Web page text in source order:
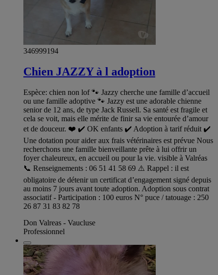
346999194
Chien JAZZY à l adoption
Espèce: chien non lof 🐾 Jazzy cherche une famille d’accueil
ou une famille adoptive 🐾 Jazzy est une adorable chienne
senior de 12 ans, de type Jack Russell. Sa santé est fragile et
cela se voit, mais elle mérite de finir sa vie entourée d’amour
et de douceur. ❤️ ✔️ OK enfants ✔️ Adoption à tarif réduit ✔️
Une dotation pour aider aux frais vétérinaires est prévue Nous
recherchons une famille bienveillante prête à lui offrir un
foyer chaleureux, en accueil ou pour la vie. visible à Valréas
📞 Renseignements : 06 51 41 58 69 ⚠️ Rappel : il est
obligatoire de détenir un certificat d’engagement signé depuis
au moins 7 jours avant toute adoption. Adoption sous contrat
associatif - Participation : 100 euros N° puce / tatouage : 250
26 87 31 83 82 78
Don Valreas - Vaucluse
Professionnel